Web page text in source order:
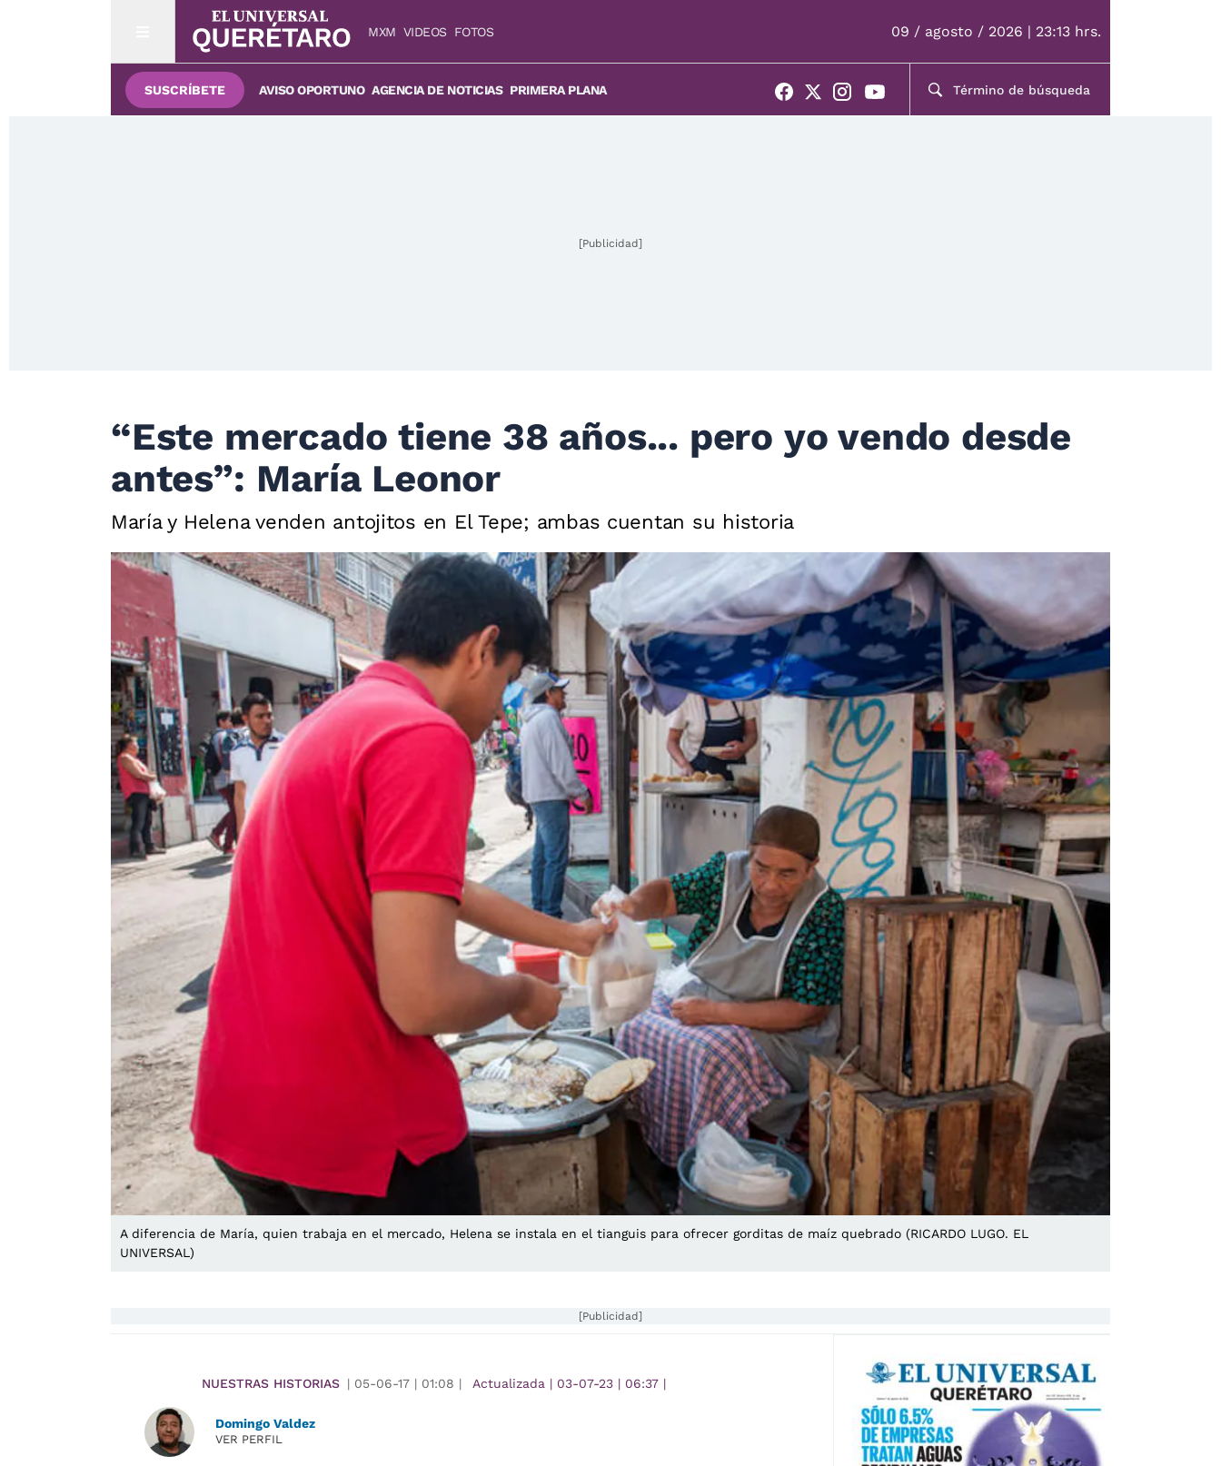
MXM VIDEOS FOTOS 09 / agosto / 2026 | 23:13 hrs.
SUSCRÍBETE AVISO OPORTUNO AGENCIA DE NOTICIAS PRIMERA PLANA
[Publicidad]
“Este mercado tiene 38 años... pero yo vendo desde
antes”: María Leonor
María y Helena venden antojitos en El Tepe; ambas cuentan su historia
A diferencia de María, quien trabaja en el mercado, Helena se instala en el tianguis para ofrecer gorditas de maíz quebrado (RICARDO LUGO. EL
UNIVERSAL)
[Publicidad]
NUESTRAS HISTORIAS | 05-06-17 | 01:08 | Actualizada | 03-07-23 | 06:37 |
Domingo Valdez
VER PERFIL